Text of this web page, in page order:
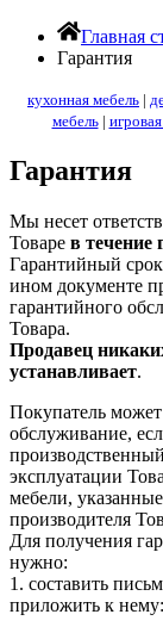
Главная
Гарантия
кухонная мебель |
мебель|
Гарантия
Мы несет
Товаре в течение
Гарантийный
ином документе
гарантийного
Товара.
Продавец
устанавливает.
Покупатель
обслуживание,
эксплуатации
мебели,
производителя
Для получения
нужно:
1. составить
приложить к нему: